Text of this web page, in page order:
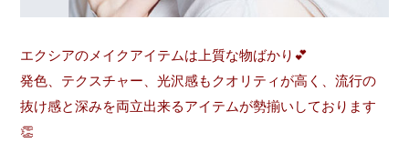
エクシアのメイクアイテムは上質な物ばかり💕
発色、テクスチャー、光沢感もクオリティが高 く、流行の
抜け感と深みを両立出来るアイテムが勢揃いしております
👏